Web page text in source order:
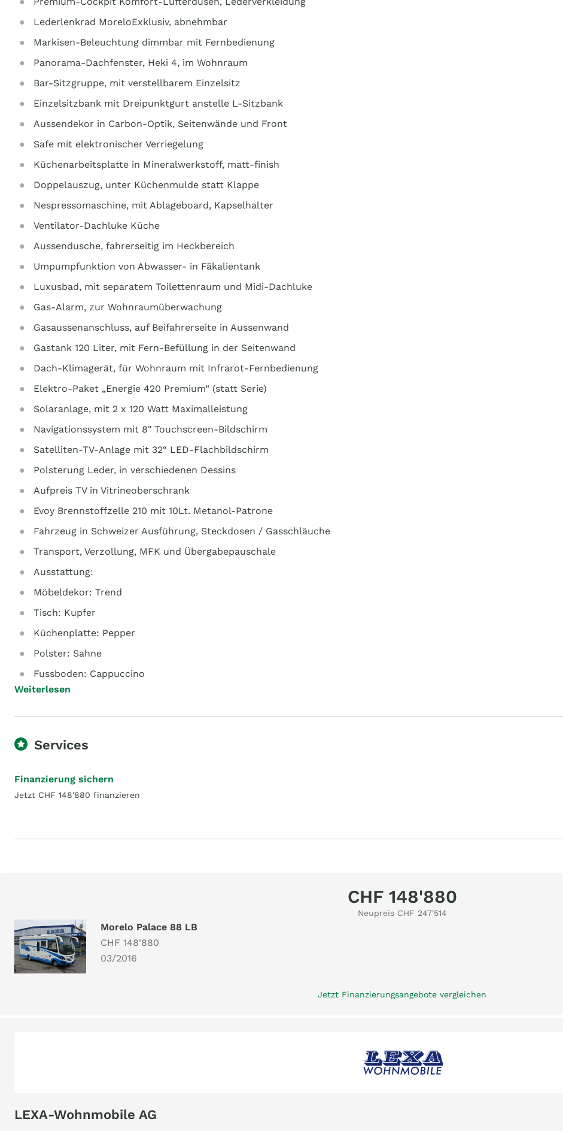
Lederlenkrad MoreloExklusiv, abnehmbar
Markisen-Beleuchtung dimmbar mit Fernbedienung
Panorama-Dachfenster, Heki 4, im Wohnraum
Bar-Sitzgruppe, mit verstellbarem Einzelsitz
Einzelsitzbank mit Dreipunktgurt anstelle L-Sitzbank
Aussendekor in Carbon-Optik, Seitenwände und Front
Safe mit elektronischer Verriegelung
Küchenarbeitsplatte in Mineralwerkstoff, matt-finish
Doppelauszug, unter Küchenmulde statt Klappe
Nespressomaschine, mit Ablageboard, Kapselhalter
Ventilator-Dachluke Küche
Aussendusche, fahrerseitig im Heckbereich
Umpumpfunktion von Abwasser- in Fäkalientank
Luxusbad, mit separatem Toilettenraum und Midi-Dachluke
Gas-Alarm, zur Wohnraumüberwachung
Gasaussenanschluss, auf Beifahrerseite in Aussenwand
Gastank 120 Liter, mit Fern-Befüllung in der Seitenwand
Dach-Klimagerät, für Wohnraum mit Infrarot-Fernbedienung
Elektro-Paket „Energie 420 Premium“ (statt Serie)
Solaranlage, mit 2 x 120 Watt Maximalleistung
Navigationssystem mit 8" Touchscreen-Bildschirm
Satelliten-TV-Anlage mit 32“ LED-Flachbildschirm
Polsterung Leder, in verschiedenen Dessins
Aufpreis TV in Vitrineoberschrank
Evoy Brennstoffzelle 210 mit 10Lt. Metanol-Patrone
Fahrzeug in Schweizer Ausführung, Steckdosen / Gasschläuche
Transport, Verzollung, MFK und Übergabepauschale
Ausstattung:
Möbeldekor: Trend
Tisch: Kupfer
Küchenplatte: Pepper
Polster: Sahne
Fussboden: Cappuccino
Weiterlesen
Services
Finanzierung sichern
Jetzt CHF 148'880 finanzieren
CHF 148'880
Neupreis CHF 247'514
Morelo Palace 88 LB
CHF 148'880
03/2016
Jetzt Finanzierungsangebote vergleichen
LEXA-Wohnmobile AG